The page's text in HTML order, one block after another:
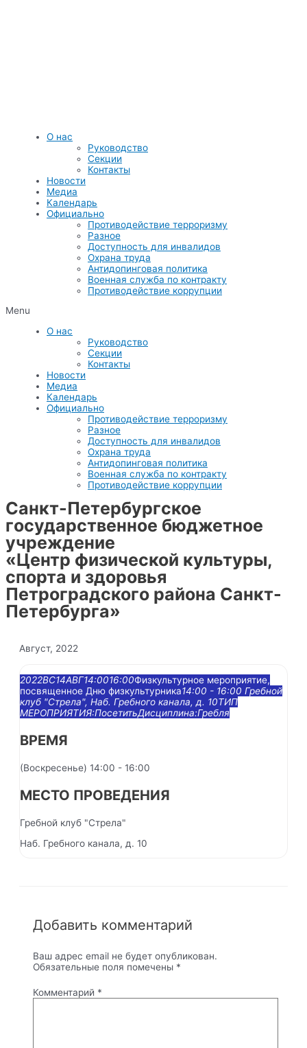
О нас
Руководство
Секции
Контакты
Новости
Медиа
Календарь
Официально
Противодействие терроризму
Разное
Доступность для инвалидов
Охрана труда
Антидопинговая политика
Военная служба по контракту
Противодействие коррупции
Menu
О нас
Руководство
Секции
Контакты
Новости
Медиа
Календарь
Официально
Противодействие терроризму
Разное
Доступность для инвалидов
Охрана труда
Антидопинговая политика
Военная служба по контракту
Противодействие коррупции
Санкт-Петербургское
государственное бюджетное
учреждение
«Центр физической культуры,
спорта и здоровья
Петроградского района Санкт-
Петербурга»
Август, 2022
2022ВС14АВГ14:0016:00Физкультурное мероприятие,
посвященное Дню физкультурника14:00 - 16:00 Гребной
клуб "Стрела", Наб. Гребного канала, д. 10ТИП
МЕРОПРИЯТИЯ:ПосетитьДисциплина:Гребля
ВРЕМЯ
(Воскресенье) 14:00 - 16:00
МЕСТО ПРОВЕДЕНИЯ
Гребной клуб "Стрела"
Наб. Гребного канала, д. 10
Добавить комментарий
Ваш адрес email не будет опубликован.
Обязательные поля помечены *
Комментарий *